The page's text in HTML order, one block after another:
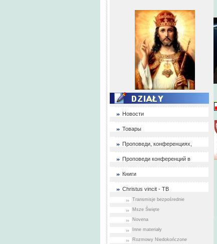
Новости
Товары
Проповеди, конференциях,
Проповеди конференций в
Книги
Christus vincit - ТВ
Transmisje bezpośrednie
Msze Święte
Novena
Inne materiały
Rozmowy Niedokończone